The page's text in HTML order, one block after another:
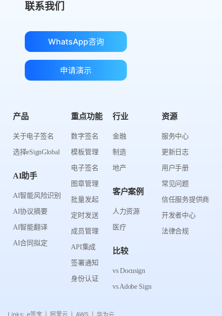
联系我们
WhatsApp咨询
申请演示
产品
关于电子签名
选择eSignGlobal
AI助手
AI智能风险识别
AI协议摘要
AI智能翻译
AI合同拟定
重点功能
数字签名
模板管理
电子签名
图章管理
批量发起
定时发送
成员管理
API集成
签署通知
身份认证
行业
金融
制造
地产
客户案例
人力资源
医疗
比较
vs Docusign
vs Adobe Sign
资源
服务中心
更新日志
用户手册
常见问题
信任服务提供商
开发者中心
法律合规
Links: e签宝 阿里云 AWS